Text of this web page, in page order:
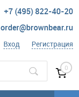
+7 (495) 822-40-20
order@brownbear.ru
Вход Регистрация
0